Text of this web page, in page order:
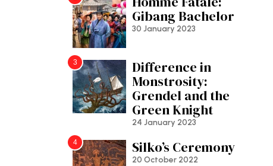
Gibang Bachelor
30 January 2023
3
Difference in
Monstrosity:
Grendel and the
Green Knight
24 January 2023
4 Silko’s Ceremony
20 October 2022